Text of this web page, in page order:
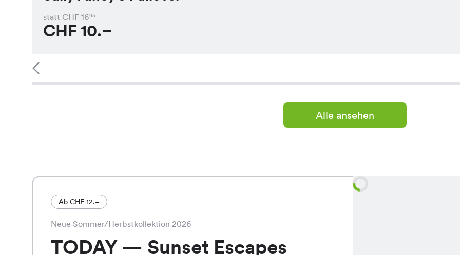
statt CHF 1695
CHF 10.–
Alle ansehen
Ab CHF 12.–
Neue Sommer/Herbstkollektion 2026
TODAY — Sunset Escapes